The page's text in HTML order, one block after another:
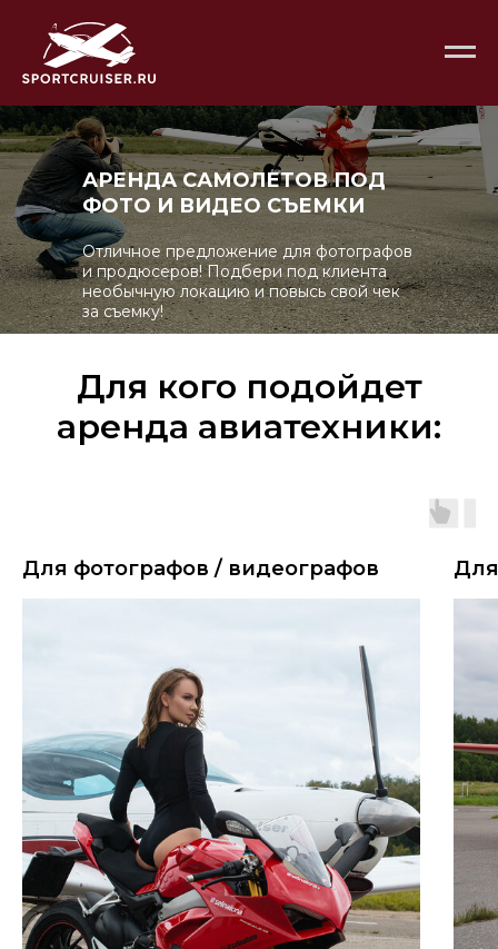
АРЕНДА САМОЛЕТОВ ПОД
ФОТО И ВИДЕО СЪЕМКИ
Отличное предложение для фотографов
и продюсеров! Подбери под клиента
необычную локацию и повысь свой чек
за съемку!
Для кого подойдет
аренда авиатехники:
Для фотографов / видеографов